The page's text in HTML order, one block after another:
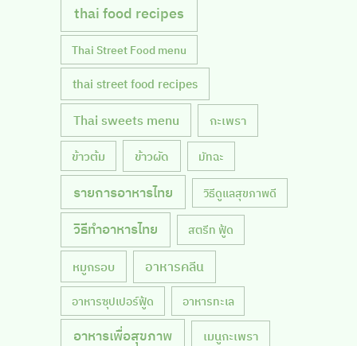
thai food recipes
Thai Street Food menu
thai street food recipes
Thai sweets menu กะเพรา
ข้าวต้ม ข้าวผัด มัทฉะ
รายการอาหารไทย วิธีดูแลสุขภาพดี
วิธีทำอาหารไทย สตรีท ฟู้ด
หมูกรอบ อาหารคลีน
อาหารซุปเปอร์ฟู้ด อาหารทะเล
อาหารเพื่อสุขภาพ เมนูกะเพรา